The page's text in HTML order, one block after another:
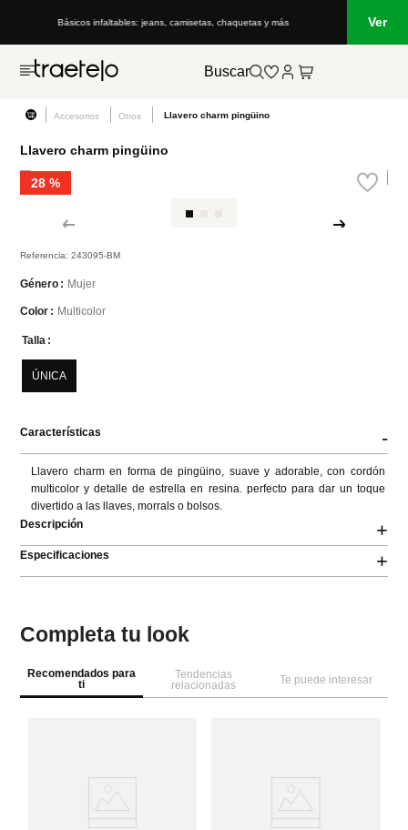
Básicos infaltables: jeans, camisetas, chaquetas y más Ver
Buscar
Accesorios Otros Llavero charm pingüino
Llavero charm pingüino
28 %
Referencia:243095-BM
Género Mujer
Color Multicolor
Talla
ÚNICA
Características -
Llavero charm en forma de pingüino, suave y adorable, con cordón
multicolor y detalle de estrella en resina. perfecto para dar un toque
divertido a las llaves, morrals o bolsos.
Descripción
+
Especificaciones +
Completa tu look
Recomendados para
ti
Tendencias
relacionadas
Te puede interesar